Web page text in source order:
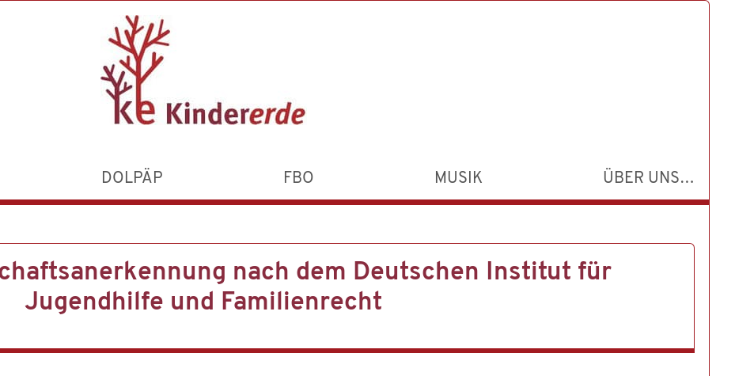
DOLPÄP FBO MUSIK ÜBER UNS…
nach dem Deutschen Institut für
Jugendhilfe und Familienrecht